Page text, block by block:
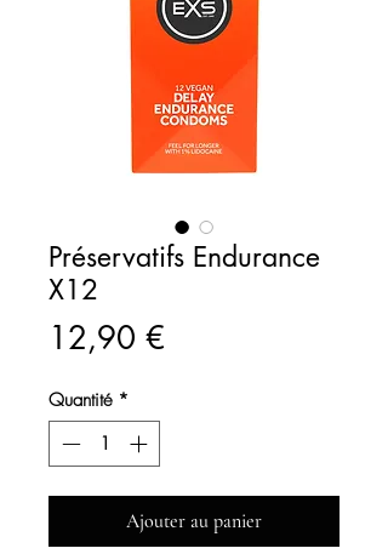
Préservatifs Endurance
X12
12,90 €
Quantité *
Ajouter au panier